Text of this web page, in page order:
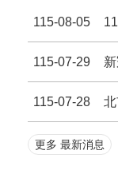
115-08-05 115
115-07-29 新冠
115-07-28 北
更多 最新消息